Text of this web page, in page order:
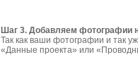
Шаг 3. Добавляем фотографии
Так как ваши фотографии и так
«Данные проекта» или